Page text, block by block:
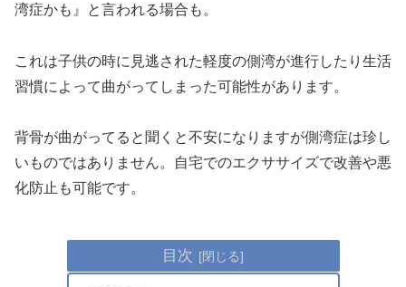
湾症かも』と言われる場合も。
これは子供の時に見逃された軽度の側湾が進行したり生活
習慣によって曲がってしまった可能性があります。
背骨が曲がってると聞くと不安になりますが側湾症は珍し
いものではありません。自宅でのエクササイズで改善や悪
化防止も可能です。
目次